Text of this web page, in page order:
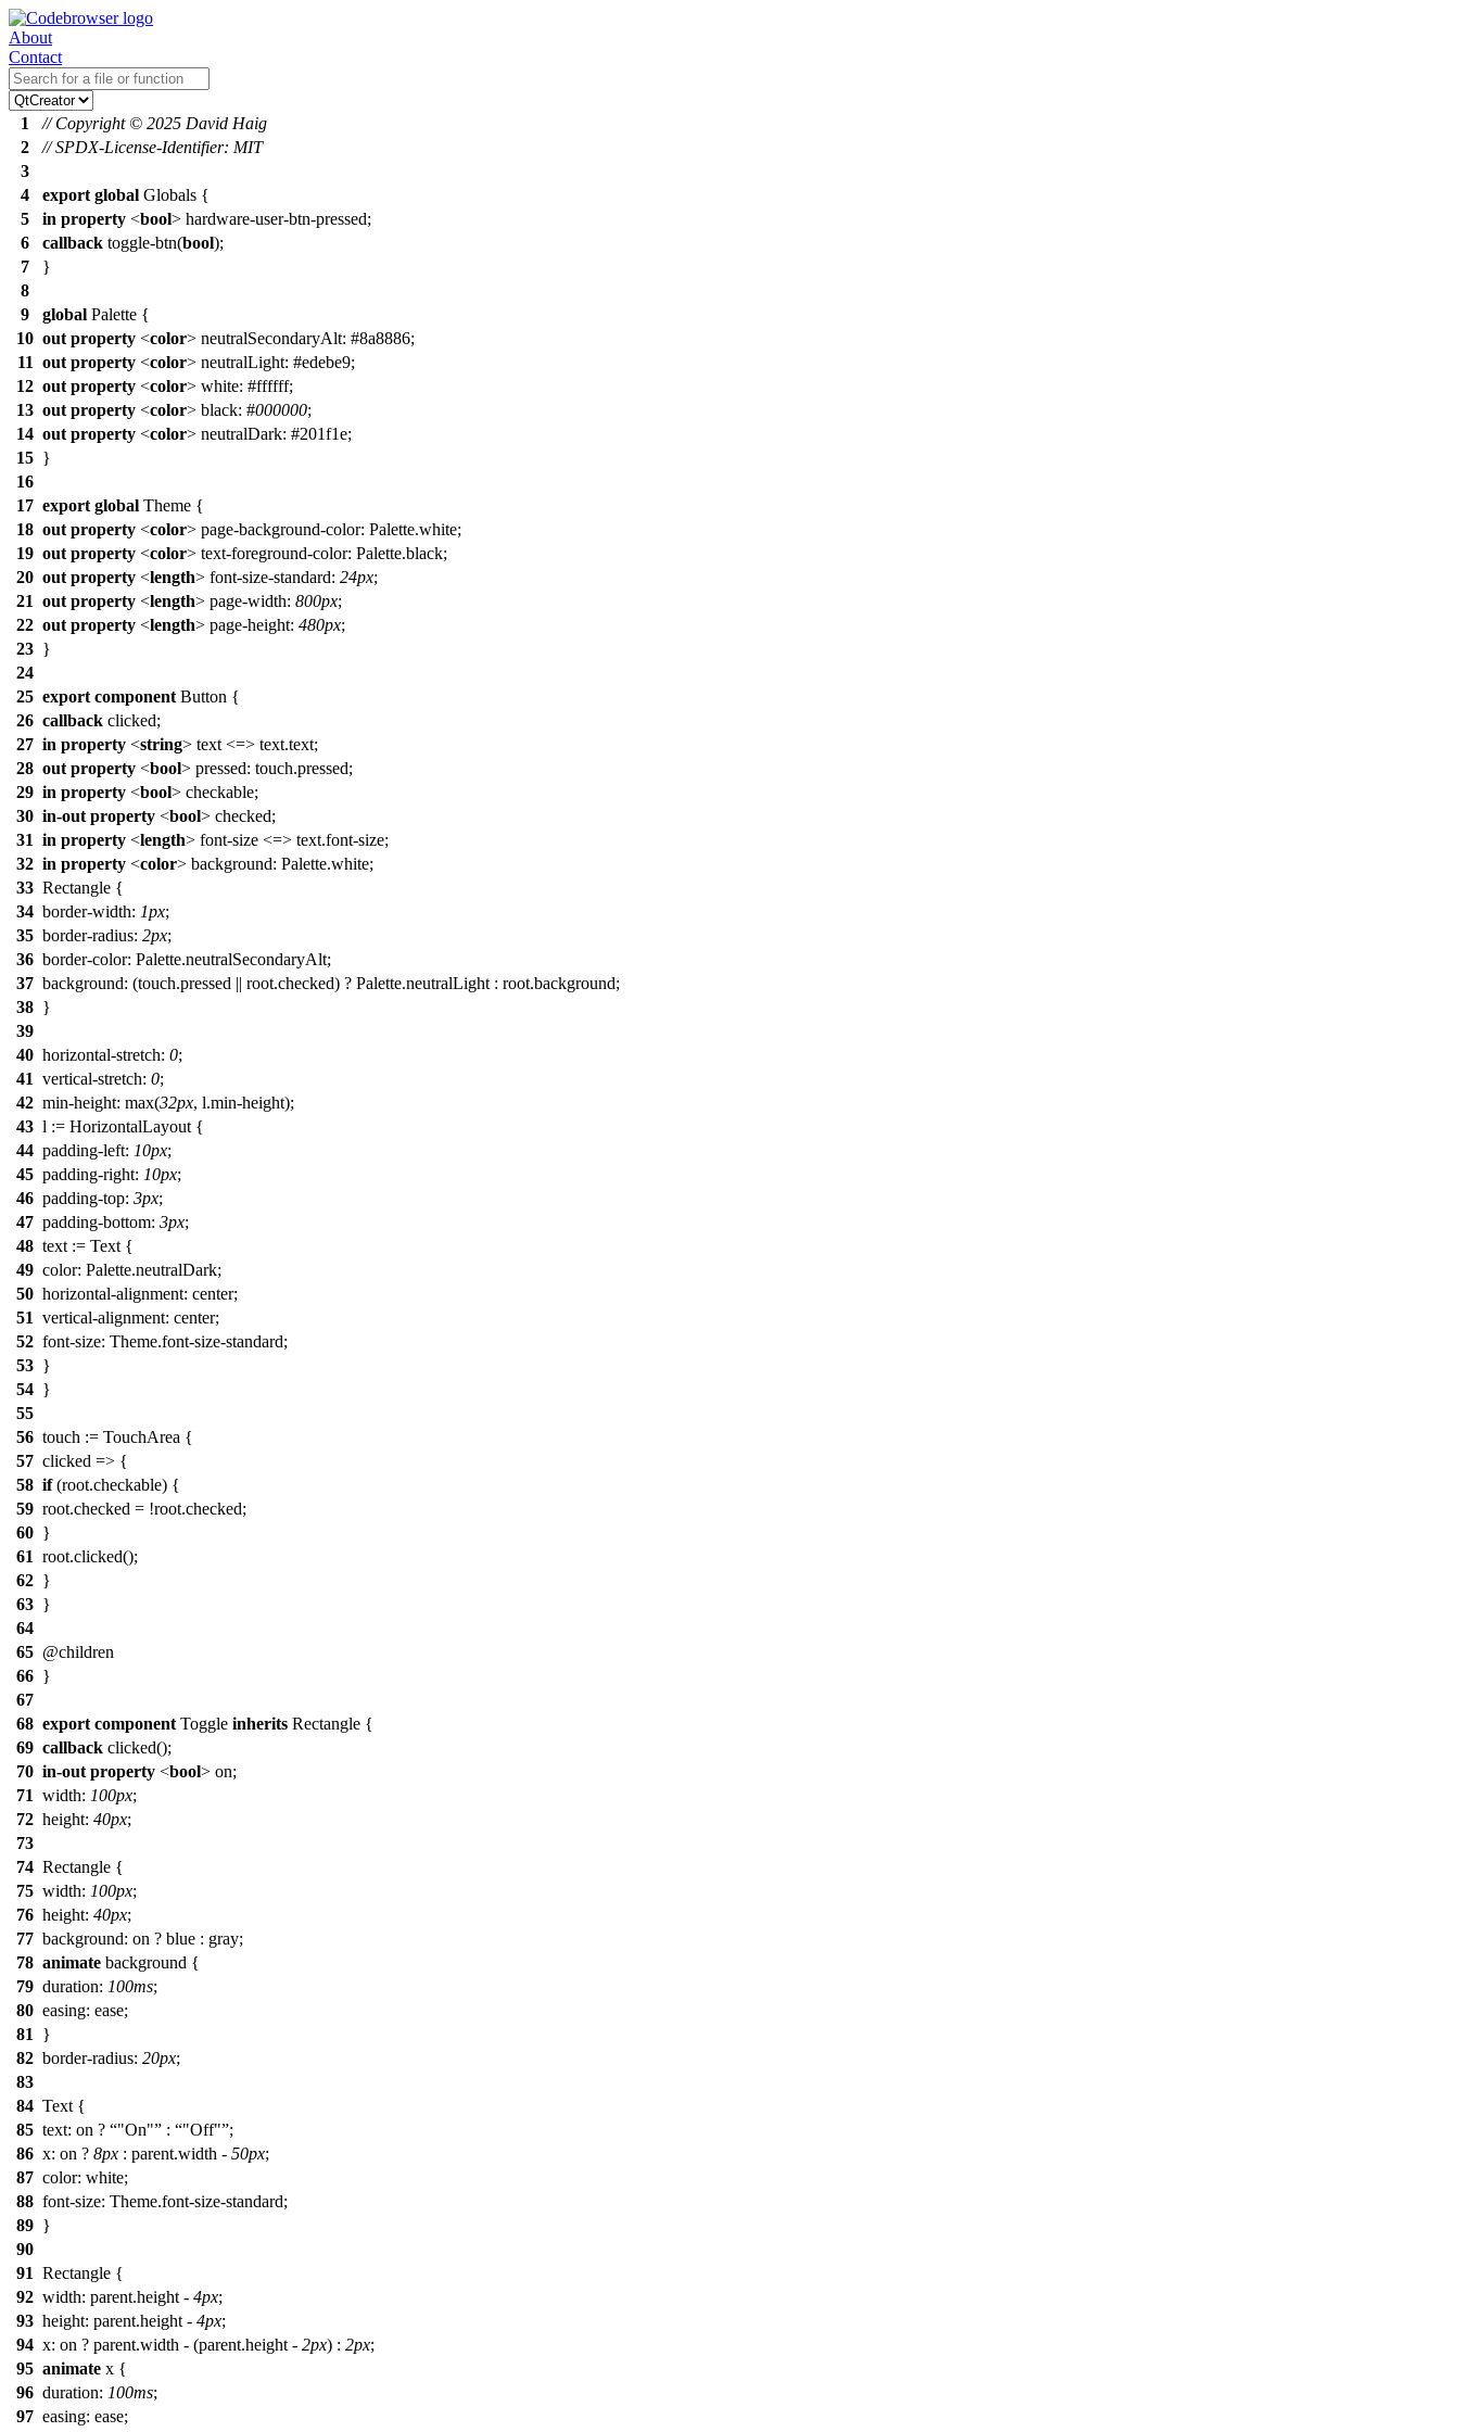
About
Contact
1
// Copyright © 2025 David Haig
2
// SPDX-License-Identifier: MIT
3
4
export global Globals {
5
in property <bool> hardware-user-btn-pressed;
6
callback toggle-btn(bool);
7
}
8
9
global Palette {
10 out property <color> neutralSecondaryAlt: #8a8886;
11 out property <color> neutralLight: #edebe9;
12 out property <color> white: #ffffff;
13 out property <color> black: #000000;
14 out property <color> neutralDark: #201f1e;
15 }
16
17 export global Theme {
18 out property <color> page-background-color: Palette.white;
19 out property <color> text-foreground-color: Palette.black;
20 out property <length> font-size-standard: 24px;
21 out property <length> page-width: 800px;
22 out property <length> page-height: 480px;
23 }
24
25 export component Button {
26 callback clicked;
27 in property <string> text <=> text.text;
28 out property <bool> pressed: touch.pressed;
29 in property <bool> checkable;
30 in-out property <bool> checked;
31 in property <length> font-size <=> text.font-size;
32 in property <color> background: Palette.white;
33 Rectangle {
34 border-width: 1px;
35 border-radius: 2px;
36 border-color: Palette.neutralSecondaryAlt;
37 background: (touch.pressed || root.checked) ? Palette.neutralLight : root.background;
38 }
39
40 horizontal-stretch: 0;
41 vertical-stretch: 0;
42 min-height: max(32px, l.min-height);
43 l := HorizontalLayout {
44 padding-left: 10px;
45 padding-right: 10px;
46 padding-top: 3px;
47 padding-bottom: 3px;
48 text := Text {
49 color: Palette.neutralDark;
50 horizontal-alignment: center;
51 vertical-alignment: center;
52 font-size: Theme.font-size-standard;
53 }
54 }
55
56 touch := TouchArea {
57 clicked => {
58 if(root.checkable) {
59 root.checked = !root.checked;
60 }
61 root.clicked();
62 }
63 }
64
65 @children
66 }
67
68 export component Toggle inherits Rectangle {
69 callback clicked();
70 in-out property <bool> on;
71 width: 100px;
72 height: 40px;
73
74 Rectangle {
75 width: 100px;
76 height: 40px;
77 background: on ? blue : gray;
78 animate background {
79 duration: 100ms;
80 easing: ease;
81
}
82 border-radius: 20px;
83
84 Text {
85 text: on ? "On" : "Off" ;
86 x: on ? 8px : parent.width - 50px;
87 color: white;
88 font-size: Theme.font-size-standard;
89 }
90
91 Rectangle {
92 width: parent.height - 4px;
93 height: parent.height - 4px;
94 x: on ? parent.width - (parent.height - 2px) : 2px;
95 animate x {
96 duration: 100ms;
97 easing: ease;